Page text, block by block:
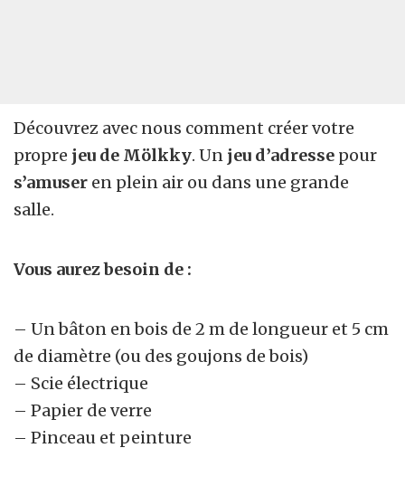
Découvrez avec nous comment créer votre
propre jeu de Mölkky. Un jeu d’adresse pour
s’amuser en plein air ou dans une grande
salle.
Vous aurez besoin de :
– Un bâton en bois de 2 m de longueur et 5 cm
de diamètre (ou des goujons de bois)
– Scie électrique
– Papier de verre
– Pinceau et peinture